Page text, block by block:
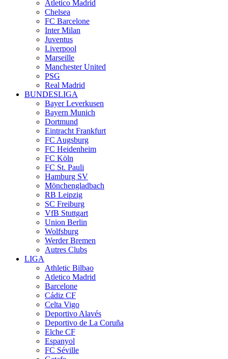
Atletico Madrid
Chelsea
FC Barcelone
Inter Milan
Juventus
Liverpool
Marseille
Manchester United
PSG
Real Madrid
BUNDESLIGA
Bayer Leverkusen
Bayern Munich
Dortmund
Eintracht Frankfurt
FC Augsburg
FC Heidenheim
FC Köln
FC St. Pauli
Hamburg SV
Mönchengladbach
RB Leipzig
SC Freiburg
VfB Stuttgart
Union Berlin
Wolfsburg
Werder Bremen
Autres Clubs
LIGA
Athletic Bilbao
Atletico Madrid
Barcelone
Cádiz CF
Celta Vigo
Deportivo Alavés
Deportivo de La Coruña
Elche CF
Espanyol
FC Séville